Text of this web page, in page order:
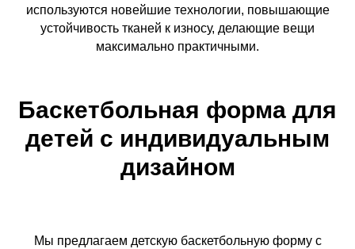
используются новейшие технологии, повышающие
устойчивость тканей к износу, делающие вещи
максимально практичными.
Баскетбольная форма для
детей с индивидуальным
дизайном
Мы предлагаем детскую баскетбольную форму с